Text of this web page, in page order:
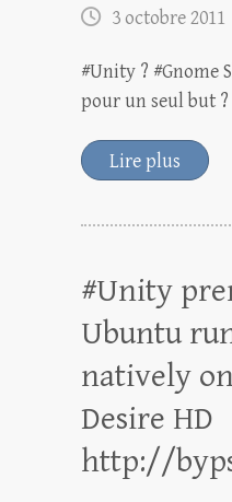
3 octobre 2011
#Unity ? #Gnome
pour un seul but
Lire plus
#Unity
Ubuntu
natively
Desire HD
http://